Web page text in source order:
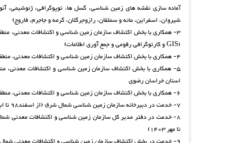
شیروان، اسفراین، مانه و سملقان، رازوجرگلان، گرمه و جاجرم، فاروج)
(GIS و کارتوگرافی رقومی و جمع آوری اطلاعات)
4- همکاری با بخش اکتشاف سازمان زمین شناسی و اکتشافات معدنی، منطقه شمال شرق در پروژه تهیه نقشه های پتانسیل های معدنی استان خراسان جنوبی
5- همکاری با بخش اکتشاف سازمان زمین شناسی و اکتشافات
استان خراسان رضوی
6- همکاری با بخش اکتشاف سازمان زمین شناسی و اکتشافات معدنی، منطقه شمال شرق در تهیه نقشه های زمین شناسی و اکتشافی پروژه پهنه گناباد
7- خدمت در دبیرخانه سازمان زمین شناسی شمال شرق (از اسفند98 تا ابتدای اردیبهشت99)
تا مهر 1403)